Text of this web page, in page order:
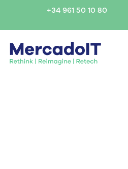
contenido
+34 961 50 10 80